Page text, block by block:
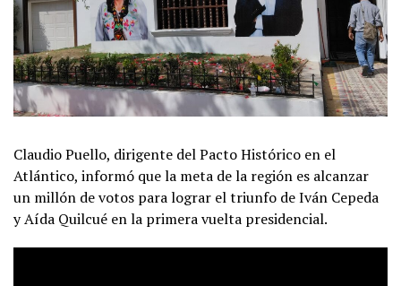
Claudio Puello, dirigente del Pacto Histórico en el
Atlántico, informó que la meta de la región es alcanzar
un millón de votos para lograr el triunfo de Iván Cepeda
y Aída Quilcué en la primera vuelta presidencial.